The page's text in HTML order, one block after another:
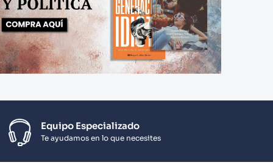
Equipo Especializado
Te ayudamos en lo que necesites